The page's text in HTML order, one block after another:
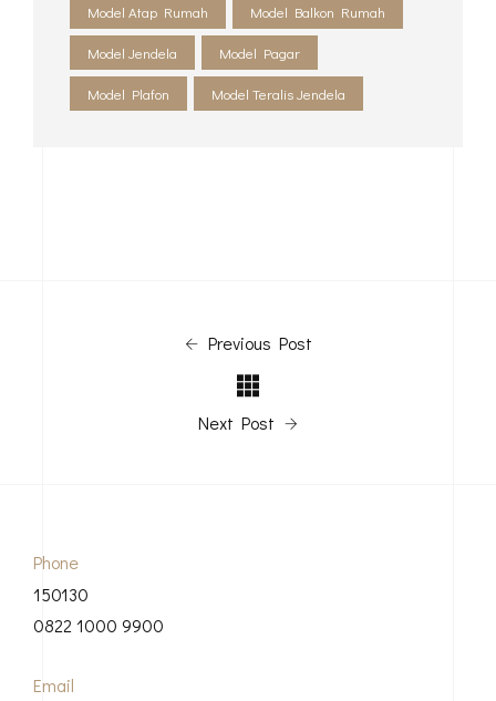
Model Atap Rumah Model Balkon Rumah
Model Jendela Model Pagar
Model Plafon Model Teralis Jendela
Previous Post
Next Post
Phone
150130
0822 1000 9900
Email